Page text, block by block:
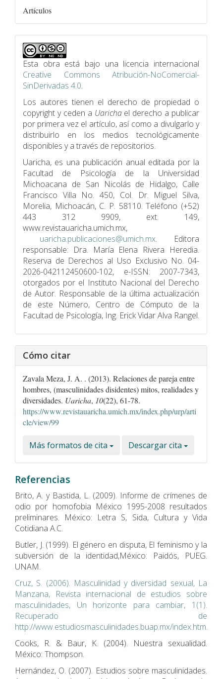
Artículos
Esta obra está bajo una licencia internacional
Creative Commons Atribución-NoComercial-
SinDerivadas 4.0.
Los autores tienen el derecho de propiedad o
copyright y ceden a Uaricha el derecho a publicar
por primera vez el artículo, así como a divulgarlo y
distribuirlo en los medios tecnológicamente
disponibles y a través de repositorios.
Uaricha, es una publicación anual editada por la
Facultad de Psicologí­a de la Universidad
Michoacana de San Nicolás de Hidalgo, Calle
Francisco Villa No. 450, Col. Dr. Miguel Silva,
Morelia, Michoacán, C. P. 58110. Teléfono (+52)
443 312 9909, ext. 149,
www.revistauaricha.umich.mx,
uaricha.publicaciones@umich.mx. Editora
responsable: Dra. María Elena Rivera Heredia.
Reserva de Derechos al Uso Exclusivo No. 04-
2026-042112450600-102, e-ISSN: 2007-7343,
otorgados por el Instituto Nacional del Derecho
de Autor. Responsable de la última actualización
de este Número, Centro de Cómputo de la
Facultad de Psicologí­a, Ing. Erick Vidar Alva Rangel.
Cómo citar
Zavala Meza, J. A. . (2013). Relaciones de pareja entre
hombres, (masculinidades disidentes) mitos, realidades y
diversidades. Uaricha, 10(22), 61-78.
https://www.revistauaricha.umich.mx/index.php/urp/arti
cle/view/99
Más formatos de cita Descargar cita
Referencias
Brito, A. y Bastida, L. (2009). Informe de crímenes de
odio por homofobia México 1995-2008 resultados
preliminares. México: Letra S, Sida, Cultura y Vida
Cotidiana A.C.
Butler, J. (1999). El género en disputa, El feminismo y la
subversión de la identidad,México: Paidós, PUEG.
UNAM.
Cruz, S. (2006). Masculinidad y diversidad sexual, La
Manzana, Revista internacional de estudios sobre
masculinidades, Un horizonte para cambiar, 1(1).
Recuperado de
http://www.estudiosmasculinidades.buap.mx/index.htm.
Cooks, R. & Baur, K. (2004). Nuestra sexualidad.
México: Thompson.
Hernández, O. (2007). Estudios sobre masculinidades.